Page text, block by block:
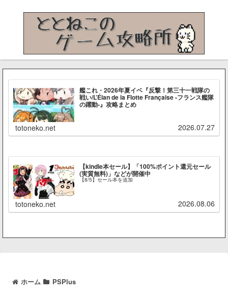
艦これ・2026年夏イベ『反撃！第三十一戦隊の
戦い/L’Élan de la Flotte Française -フランス艦隊
の躍動-』攻略まとめ
totoneko.net 2026.07.27
【kindle本セール】「100%ポイント還元セール
(実質無料)」などが開催中
【8/5】セール本を追加
totoneko.net 2026.08.06
ホーム PSPlus